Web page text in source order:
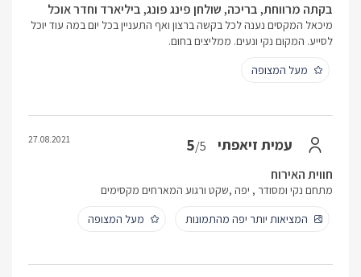
בקתה מרווחת, בריכה, שולחן פינג פונג, ביליארד וחדר אוכל
מיכאל המקסים נענה לכל בקשה ברצון ואף התעניין בכל יום במה עוד יוכל
לסייע. המקום נקי ונעים. ממליצים בחום.
מעל המצופה
עמית זיאפתי 5/5
27.08.2021
חווית האירוח
מתחם נקי ומסודר , יפה ,שקט ורגוע המארחים מקסימים
המציאות יותר יפה מהתמונות
מעל המצופה